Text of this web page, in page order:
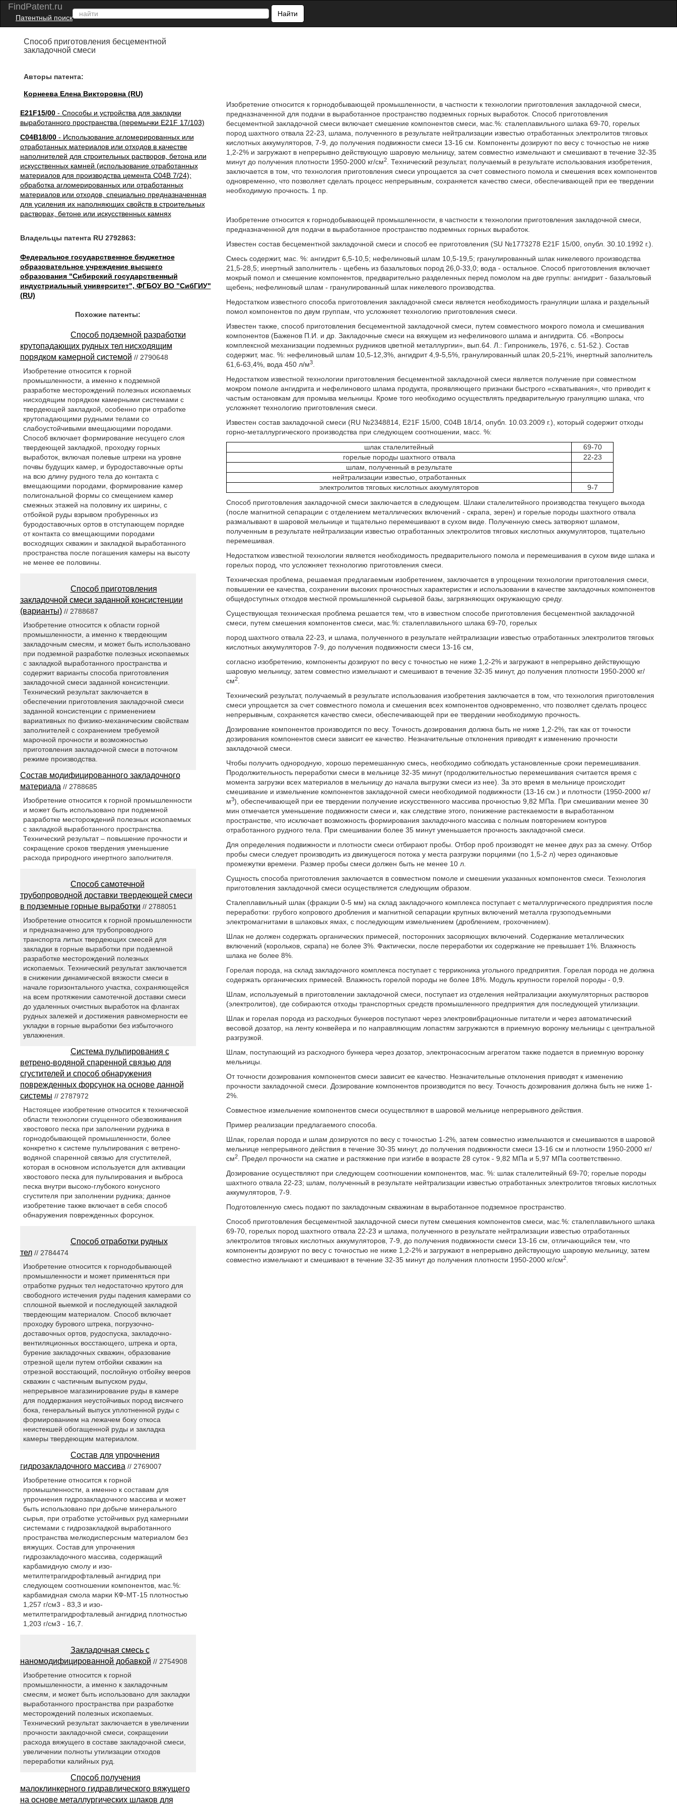
FindPatent.ru
Патентный поиск
Найти
Способ приготовления бесцементной
закладочной смеси
Авторы патента:
Корнеева Елена Викторовна (RU)
E21F15/00- Способы и устройства для закладки
выработанного пространства (перемычки E21F 17/103)
C04B18/00- Использование агломерированных или
отработанных материалов или отходов в качестве
наполнителей для строительных растворов, бетона или
искусственных камней (использование отработанных
материалов для производства цемента C04B 7/24);
обработка агломерированных или отработанных
материалов или отходов, специально предназначенная
для усиления их наполняющих свойств в строительных
растворах, бетоне или искусственных камнях
Владельцы патента RU 2792863:
Федеральное государственное бюджетное
образовательное учреждение высшего
образования "Сибирский государственный
индустриальный университет", ФГБОУ ВО "СибГИУ"
(RU)
Изобретение относится к горнодобывающей промышленности, в частности к технологии приготовления закладочной смеси,
предназначенной для подачи в выработанное пространство подземных горных выработок. Способ приготовления
бесцементной закладочной смеси включает смешение компонентов смеси, мас.%: сталеплавильного шлака 69-70, горелых
пород шахтного отвала 22-23, шлама, полученного в результате нейтрализации известью отработанных электролитов тяговых
кислотных аккумуляторов, 7-9, до получения подвижности смеси 13-16 см. Компоненты дозируют по весу с точностью не ниже
1,2-2% и загружают в непрерывно действующую шаровую мельницу, затем совместно измельчают и смешивают в течение 32-35
минут до получения плотности 1950-2000 кг/см2
. Технический результат, получаемый в результате использования изобретения,
заключается в том, что технология приготовления смеси упрощается за счет совместного помола и смешения всех компонентов
одновременно, что позволяет сделать процесс непрерывным, сохраняется качество смеси, обеспечивающей при ее твердении
необходимую прочность. 1 пр.
Изобретение относится к горнодобывающей промышленности, в частности к технологии приготовления закладочной смеси,
предназначенной для подачи в выработанное пространство подземных горных выработок.
Известен состав бесцементной закладочной смеси и способ ее приготовления (SU №1773278 E21F 15/00, опубл. 30.10.1992 г.).
Смесь содержит, мас. %: ангидрит 6,5-10,5; нефелиновый шлам 10,5-19,5; гранулированный шлак никелевого производства
21,5-28,5; инертный заполнитель - щебень из базальтовых пород 26,0-33,0; вода - остальное. Способ приготовления включает
мокрый помол и смешение компонентов, предварительно разделенных перед помолом на две группы: ангидрит - базальтовый
щебень; нефелиновый шлам - гранулированный шлак никелевого производства.
Недостатком известного способа приготовления закладочной смеси является необходимость грануляции шлака и раздельный
помол компонентов по двум группам, что усложняет технологию приготовления смеси.
Известен также, способ приготовления бесцементной закладочной смеси, путем совместного мокрого помола и смешивания
компонентов (Баженов П.И. и др. Закладочные смеси на вяжущем из нефелинового шлама и ангидрита. Сб. «Вопросы
комплексной механизации подземных рудников цветной металлургии», вып.64. Л.: Гипроникель, 1976, с. 51-52.). Состав
содержит, мас. %: нефелиновый шлам 10,5-12,3%, ангидрит 4,9-5,5%, гранулированный шлак 20,5-21%, инертный заполнитель
61,6-63,4%, вода 450 л/м3
Недостатком известной технологии приготовления бесцементной закладочной смеси является получение при совместном
мокром помоле ангидрита и нефелинового шлама продукта, проявляющего признаки быстрого «схватывания», что приводит к
частым остановкам для промыва мельницы. Кроме того необходимо осуществлять предварительную грануляцию шлака, что
усложняет технологию приготовления смеси.
Известен состав закладочной смеси (RU №2348814, E21F 15/00, С04В 18/14, опубл. 10.03.2009 г.), который содержит отходы
горно-металлургического производства при следующем соотношении, масс. %:
шлак сталелитейный
69-70
горелые породы шахтного отвала
22-23
шлам, полученный в результате
нейтрализации известью, отработанных
электролитов тяговых кислотных аккумуляторов
9-7
Способ приготовления закладочной смеси заключается в следующем. Шлаки сталелитейного производства текущего выхода
(после магнитной сепарации с отделением металлических включений - скрапа, зерен) и горелые породы шахтного отвала
размалывают в шаровой мельнице и тщательно перемешивают в сухом виде. Полученную смесь затворяют шламом,
полученным в результате нейтрализации известью отработанных электролитов тяговых кислотных аккумуляторов, тщательно
перемешивая.
Недостатком известной технологии является необходимость предварительного помола и перемешивания в сухом виде шлака и
горелых пород, что усложняет технологию приготовления смеси.
Техническая проблема, решаемая предлагаемым изобретением, заключается в упрощении технологии приготовления смеси,
повышении ее качества, сохранении высоких прочностных характеристик и использовании в качестве закладочных компонентов
общедоступных отходов местной промышленной сырьевой базы, загрязняющих окружающую среду.
Существующая техническая проблема решается тем, что в известном способе приготовления бесцементной закладочной
смеси, путем смешения компонентов смеси, мас.%: сталеплавильного шлака 69-70, горелых
пород шахтного отвала 22-23, и шлама, полученного в результате нейтрализации известью отработанных электролитов тяговых
кислотных аккумуляторов 7-9, до получения подвижности смеси 13-16 см,
согласно изобретению, компоненты дозируют по весу с точностью не ниже 1,2-2% и загружают в непрерывно действующую
шаровую мельницу, затем совместно измельчают и смешивают в течение 32-35 минут, до получения плотности 1950-2000 кг/
см2
Технический результат, получаемый в результате использования изобретения заключается в том, что технология приготовления
смеси упрощается за счет совместного помола и смешения всех компонентов одновременно, что позволяет сделать процесс
непрерывным, сохраняется качество смеси, обеспечивающей при ее твердении необходимую прочность.
Дозирование компонентов производится по весу. Точность дозирования должна быть не ниже 1,2-2%, так как от точности
дозирования компонентов смеси зависит ее качество. Незначительные отклонения приводят к изменению прочности
закладочной смеси.
Чтобы получить однородную, хорошо перемешанную смесь, необходимо соблюдать установленные сроки перемешивания.
Продолжительность переработки смеси в мельнице 32-35 минут (продолжительностью перемешивания считается время с
момента загрузки всех материалов в мельницу до начала выгрузки смеси из нее). За это время в мельнице происходит
смешивание и измельчение компонентов закладочной смеси необходимой подвижности (13-16 см.) и плотности (1950-2000 кг/
м3), обеспечивающей при ее твердении получение искусственного массива прочностью 9,82 МПа. При смешивании менее 30
мин отмечается уменьшение подвижности смеси и, как следствие этого, понижение растекаемости в выработанном
пространстве, что исключает возможность формирования закладочного массива с полным повторением контуров
отработанного рудного тела. При смешивании более 35 минут уменьшается прочность закладочной смеси.
Для определения подвижности и плотности смеси отбирают пробы. Отбор проб производят не менее двух раз за смену. Отбор
пробы смеси следует производить из движущегося потока у места разгрузки порциями (по 1,5-2 л) через одинаковые
промежутки времени. Размер пробы смеси должен быть не менее 10 л.
Сущность способа приготовления заключается в совместном помоле и смешении указанных компонентов смеси. Технология
приготовления закладочной смеси осуществляется следующим образом.
Сталеплавильный шлак (фракции 0-5 мм) на склад закладочного комплекса поступает с металлургического предприятия после
переработки: грубого копрового дробления и магнитной сепарации крупных включений металла грузоподъемными
электромагнитами в шлаковых ямах, с последующим измельчением (дроблением, грохочением).
Шлак не должен содержать органических примесей, посторонних засоряющих включений. Содержание металлических
включений (корольков, скрапа) не более 3%. Фактически, после переработки их содержание не превышает 1%. Влажность
шлака не более 8%.
Горелая порода, на склад закладочного комплекса поступает с терриконика угольного предприятия. Горелая порода не должна
содержать органических примесей. Влажность горелой породы не более 18%. Модуль крупности горелой породы - 0,9.
Шлам, используемый в приготовлении закладочной смеси, поступает из отделения нейтрализации аккумуляторных растворов
(электролитов), где собираются отходы транспортных средств промышленного предприятия для последующей утилизации.
Шлак и горелая порода из расходных бункеров поступают через электровибрационные питатели и через автоматический
весовой дозатор, на ленту конвейера и по направляющим лопастям загружаются в приемную воронку мельницы с центральной
разгрузкой.
Шлам, поступающий из расходного бункера через дозатор, электронасосным агрегатом также подается в приемную воронку
мельницы.
От точности дозирования компонентов смеси зависит ее качество. Незначительные отклонения приводят к изменению
прочности закладочной смеси. Дозирование компонентов производится по весу. Точность дозирования должна быть не ниже 1-
2%.
Совместное измельчение компонентов смеси осуществляют в шаровой мельнице непрерывного действия.
Пример реализации предлагаемого способа.
Шлак, горелая порода и шлам дозируются по весу с точностью 1-2%, затем совместно измельчаются и смешиваются в шаровой
мельнице непрерывного действия в течение 30-35 минут, до получения подвижности смеси 13-16 см и плотности 1950-2000 кг/
см2
. Предел прочности на сжатие и растяжение при изгибе в возрасте 28 суток - 9,82 МПа и 5,97 МПа соответственно.
Дозирование осуществляют при следующем соотношении компонентов, мас. %: шлак сталелитейный 69-70; горелые породы
шахтного отвала 22-23; шлам, полученный в результате нейтрализации известью отработанных электролитов тяговых кислотных
аккумуляторов, 7-9.
Подготовленную смесь подают по закладочным скважинам в выработанное подземное пространство.
Способ приготовления бесцементной закладочной смеси путем смешения компонентов смеси, мас.%: сталеплавильного шлака
69-70, горелых пород шахтного отвала 22-23 и шлама, полученного в результате нейтрализации известью отработанных
электролитов тяговых кислотных аккумуляторов, 7-9, до получения подвижности смеси 13-16 см, отличающийся тем, что
компоненты дозируют по весу с точностью не ниже 1,2-2% и загружают в непрерывно действующую шаровую мельницу, затем
совместно измельчают и смешивают в течение 32-35 минут до получения плотности 1950-2000 кг/см2
Похожие патенты:
Способ подземной разработки
крутопадающих рудных тел нисходящим
порядком камерной системой // 2790648
Изобретение относится к горной
промышленности, а именно к подземной
разработке месторождений полезных ископаемых
нисходящим порядком камерными системами с
твердеющей закладкой, особенно при отработке
крутопадающими рудными телами со
слабоустойчивыми вмещающими породами.
Способ включает формирование несущего слоя
твердеющей закладкой, проходку горных
выработок, включая полевые штреки на уровне
почвы будущих камер, и буродоставочные орты
на всю длину рудного тела до контакта с
вмещающими породами, формирование камер
полигональной формы со смещением камер
смежных этажей на половину их ширины, с
отбойкой руды взрывом пробуренных из
буродоставочных ортов в отступающем порядке
от контакта со вмещающими породами
восходящих скважин и закладкой выработанного
пространства после погашения камеры на высоту
не менее ее половины.
Способ приготовления
закладочной смеси заданной консистенции
(варианты)// 2788687
Изобретение относится к области горной
промышленности, а именно к твердеющим
закладочным смесям, и может быть использовано
при подземной разработке полезных ископаемых
с закладкой выработанного пространства и
содержит варианты способа приготовления
закладочной смеси заданной консистенции.
Технический результат заключается в
обеспечении приготовления закладочной смеси
заданной консистенции с применением
вариативных по физико-механическим свойствам
заполнителей с сохранением требуемой
марочной прочности и возможностью
приготовления закладочной смеси в поточном
режиме производства.
Состав модифицированного закладочного
материала // 2788685
Изобретение относится к горной промышленности
и может быть использовано при подземной
разработке месторождений полезных ископаемых
с закладкой выработанного пространства.
Технический результат – повышение прочности и
сокращение сроков твердения уменьшение
расхода природного инертного заполнителя.
Способ самотечной
трубопроводной доставки твердеющей смеси
в подземные горные выработки // 2788051
Изобретение относится к горной промышленности
и предназначено для трубопроводного
транспорта литых твердеющих смесей для
закладки в горные выработки при подземной
разработке месторождений полезных
ископаемых. Технический результат заключается
в снижении динамической вязкости смеси в
начале горизонтального участка, сохраняющейся
на всем протяжении самотечной доставки смеси
до удаленных очистных выработок на флангах
рудных залежей и достижения равномерности ее
укладки в горные выработки без избыточного
увлажнения.
Система пульпирования с
ветрено-водяной спаренной связью для
сгустителей и способ обнаружения
поврежденных форсунок на основе данной
системы // 2787972
Настоящее изобретение относится к технической
области технологии сгущенного обезвоживания
хвостового песка при заполнении рудника в
горнодобывающей промышленности, более
конкретно к системе пульпирования с ветрено-
водяной спаренной связью для сгустителей,
которая в основном используется для активации
хвостового песка для пульпирования и выброса
песка внутри высоко-глубокого конусного
сгустителя при заполнении рудника; данное
изобретение также включает в себя способ
обнаружения поврежденных форсунок.
Способ отработки рудных
тел// 2784474
Изобретение относится к горнодобывающей
промышленности и может применяться при
отработке рудных тел недостаточно крутого для
свободного истечения руды падения камерами со
сплошной выемкой и последующей закладкой
твердеющим материалом. Способ включает
проходку бурового штрека, погрузочно-
доставочных ортов, рудоспуска, закладочно-
вентиляционных восстающего, штрека и орта,
бурение закладочных скважин, образование
отрезной щели путем отбойки скважин на
отрезной восстающий, послойную отбойку вееров
скважин с частичным выпуском руды,
непрерывное магазинирование руды в камере
для поддержания неустойчивых пород висячего
бока, генеральный выпуск уплотненной руды с
формированием на лежачем боку откоса
неистекшей обогащенной руды и закладка
камеры твердеющим материалом.
Состав для упрочнения
гидрозакладочного массива // 2769007
Изобретение относится к горной
промышленности, а именно к составам для
упрочнения гидрозакладочного массива и может
быть использовано при добыче минерального
сырья, при отработке устойчивых руд камерными
системами с гидрозакладкой выработанного
пространства мелкодисперсным материалом без
вяжущих. Состав для упрочнения
гидрозакладочного массива, содержащий
карбамидную смолу и изо-
метилтетрагидрофталевый ангидрид при
следующем соотношении компонентов, мас.%:
карбамидная смола марки КФ-МТ-15 плотностью
1,257 г/см3 - 83,3 и изо-
метилтетрагидрофталевый ангидрид плотностью
1,203 г/см3 - 16,7.
Закладочная смесь с
наномодифицированной добавкой // 2754908
Изобретение относится к горной
промышленности, а именно к закладочным
смесям, и может быть использовано для закладки
выработанного пространства при разработке
месторождений полезных ископаемых.
Технический результат заключается в увеличении
прочности закладочной смеси, сокращении
расхода вяжущего в составе закладочной смеси,
увеличении полноты утилизации отходов
переработки калийных руд.
Способ получения
малоклинкерного гидравлического вяжущего
на основе металлургических шлаков для